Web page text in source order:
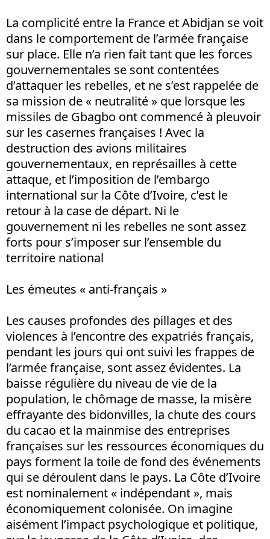
La complicité entre la France et Abidjan se voit
dans le comportement de l’armée française
sur place. Elle n’a rien fait tant que les forces
gouvernementales se sont contentées
d’attaquer les rebelles, et ne s’est rappelée de
sa mission de « neutralité » que lorsque les
missiles de Gbagbo ont commencé à pleuvoir
sur les casernes françaises ! Avec la
destruction des avions militaires
gouvernementaux, en représailles à cette
attaque, et l’imposition de l’embargo
international sur la Côte d’Ivoire, c’est le
retour à la case de départ. Ni le
gouvernement ni les rebelles ne sont assez
forts pour s’imposer sur l’ensemble du
territoire national
Les émeutes « anti-français »
Les causes profondes des pillages et des
violences à l’encontre des expatriés français,
pendant les jours qui ont suivi les frappes de
l’armée française, sont assez évidentes. La
baisse régulière du niveau de vie de la
population, le chômage de masse, la misère
effrayante des bidonvilles, la chute des cours
du cacao et la mainmise des entreprises
françaises sur les ressources économiques du
pays forment la toile de fond des événements
qui se déroulent dans le pays. La Côte d’Ivoire
est nominalement « indépendant », mais
économiquement colonisée. On imagine
aisément l’impact psychologique et politique,